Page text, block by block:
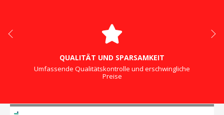
QUALITÄT UND SPARSAMKEIT
Umfassende Qualitätskontrolle und erschwingliche
Preise